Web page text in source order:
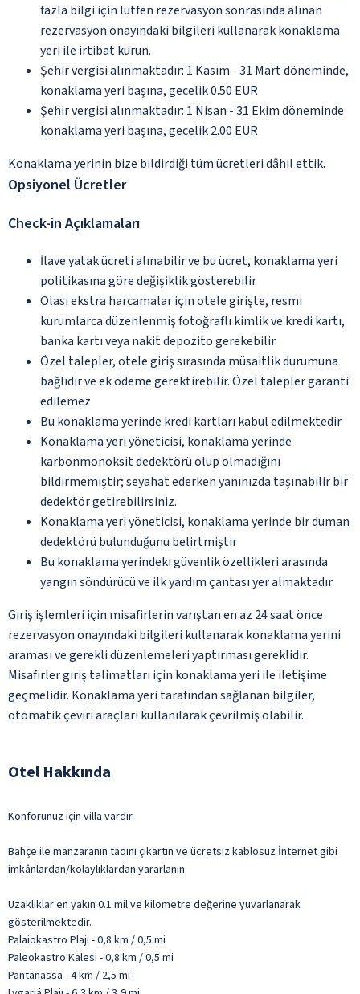
fazla bilgi için lütfen rezervasyon sonrasında alınan
rezervasyon onayındaki bilgileri kullanarak konaklama
yeri ile irtibat kurun.
Şehir vergisi alınmaktadır: 1 Kasım - 31 Mart döneminde,
konaklama yeri başına, gecelik 0.50 EUR
Şehir vergisi alınmaktadır: 1 Nisan - 31 Ekim döneminde
konaklama yeri başına, gecelik 2.00 EUR
Konaklama yerinin bize bildirdiği tüm ücretleri dâhil ettik.
Opsiyonel Ücretler
Check-in Açıklamaları
İlave yatak ücreti alınabilir ve bu ücret, konaklama yeri
politikasına göre değişiklik gösterebilir
Olası ekstra harcamalar için otele girişte, resmi
kurumlarca düzenlenmiş fotoğraflı kimlik ve kredi kartı,
banka kartı veya nakit depozito gerekebilir
Özel talepler, otele giriş sırasında müsaitlik durumuna
bağlıdır ve ek ödeme gerektirebilir. Özel talepler garanti
edilemez
Bu konaklama yerinde kredi kartları kabul edilmektedir
Konaklama yeri yöneticisi, konaklama yerinde
karbonmonoksit dedektörü olup olmadığını
bildirmemiştir; seyahat ederken yanınızda taşınabilir bir
dedektör getirebilirsiniz.
Konaklama yeri yöneticisi, konaklama yerinde bir duman
dedektörü bulunduğunu belirtmiştir
Bu konaklama yerindeki güvenlik özellikleri arasında
yangın söndürücü ve ilk yardım çantası yer almaktadır
Giriş işlemleri için misafirlerin varıştan en az 24 saat önce
rezervasyon onayındaki bilgileri kullanarak konaklama yerini
araması ve gerekli düzenlemeleri yaptırması gereklidir.
Misafirler giriş talimatları için konaklama yeri ile iletişime
geçmelidir. Konaklama yeri tarafından sağlanan bilgiler,
otomatik çeviri araçları kullanılarak çevrilmiş olabilir.
Otel Hakkında
Konforunuz için villa vardır.
Bahçe ile manzaranın tadını çıkartın ve ücretsiz kablosuz İnternet gibi
imkânlardan/kolaylıklardan yararlanın.
Uzaklıklar en yakın 0.1 mil ve kilometre değerine yuvarlanarak
gösterilmektedir.
Palaiokastro Plajı - 0,8 km / 0,5 mi
Paleokastro Kalesi - 0,8 km / 0,5 mi
Pantanassa - 4 km / 2,5 mi